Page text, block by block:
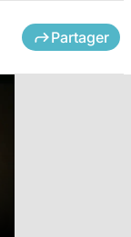
Partager